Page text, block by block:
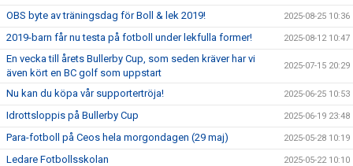
OBS byte av träningsdag för Boll & lek 2019! 2025-08-25 10:36
2019-barn får nu testa på fotboll under lekfulla former! 2025-08-12 10:47
En vecka till årets Bullerby Cup, som seden kräver har vi
även kört en BC golf som uppstart
2025-07-15 20:29
Nu kan du köpa vår supportertröja! 2025-06-25 10:53
Idrottsloppis på Bullerby Cup 2025-06-19 23:48
Para-fotboll på Ceos hela morgondagen (29 maj) 2025-05-28 10:19
Ledare Fotbollsskolan 2025-05-22 10:10